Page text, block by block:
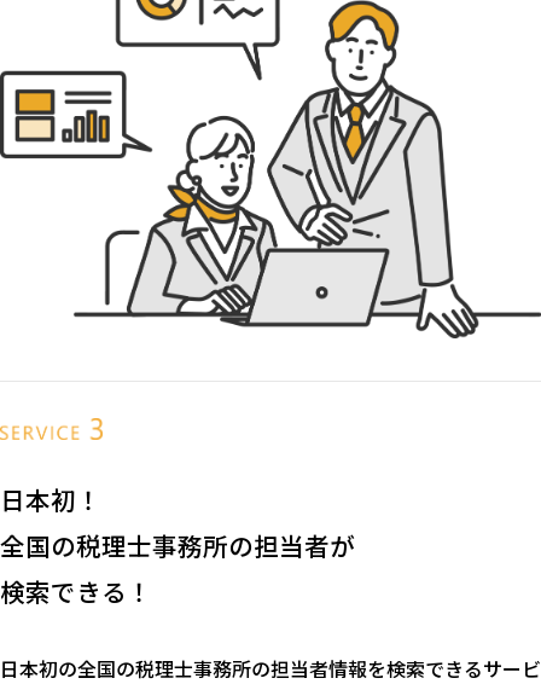
日本初！
全国の税理士事務所の担当者が
検索できる！
日本初の全国の税理士事務所の担当者情報を検索できるサービ